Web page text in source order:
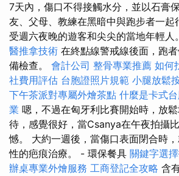
7天內，傷口不得接觸水分，並以石膏
友、父母、教練在黑暗中與跑步者一起
受週六夜晚的遊客和尖尖的當地年輕人
醫推拿技術 在終點線警戒線後面，跑
備檢查。 會計公司 整骨專業推薦 如何
社費用評估 台胞證照片規範 小腿放鬆
下午茶派對專屬外燴茶點 什麼是卡式
業 嗯，不過在匈牙利比賽開始時，放
待，感覺很好，當Csanya在午夜拍攝
憾。 大約一週後，當傷口表面閉合時
性的疤痕治療。 - 環保餐具 關鍵字選
辦桌專業外燴服務 工商登記全攻略 含